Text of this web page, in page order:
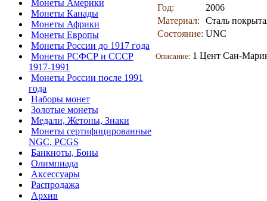
Монеты Америки
Монеты Канады
Монеты Африки
Монеты Европы
Монеты России до 1917 года
Монеты РСФСР и СССР
1917-1991
Монеты России после 1991
года
Наборы монет
Золотые монеты
Медали, Жетоны, Знаки
Монеты сертифицированные
NGC, PCGS
Банкноты, Боны
Олимпиада
Аксессуары
Распродажа
Архив
Год:
2006
Материал:
Сталь
Состояние: UNC
Описание: 1 Цент Сан-